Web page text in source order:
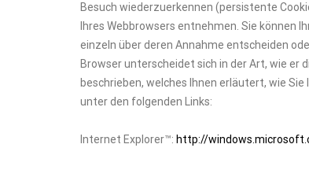
Besuch wiederzuerkennen (persistente
Ihres Webbrowsers entnehmen. Sie können
einzeln über deren Annahme entscheiden
Browser unterscheidet sich in der Art, wie er
beschrieben, welches Ihnen erläutert, wie
unter den folgenden Links:
Internet Explorer™: http://